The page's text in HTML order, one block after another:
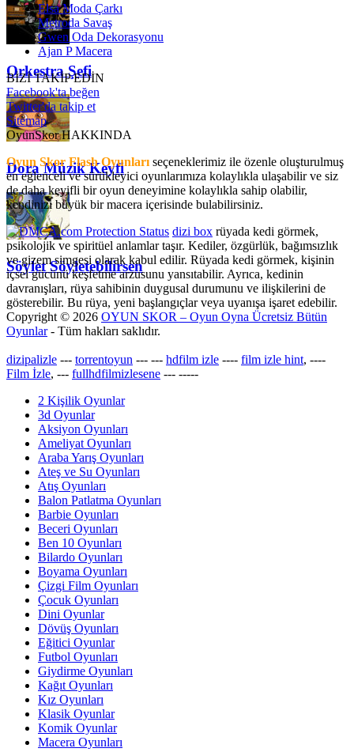
Orkestra Şefi
Dora Müzik Keyfi
Söylet Söyletebilirsen
Elsa Moda Çarkı
Metroda Savaş
Gwen Oda Dekorasyonu
Ajan P Macera
BİZİ TAKİP EDİN
Facebook'ta beğen
Twitter'da takip et
Sitemap
OyunSkor HAKKINDA
Oyun Skor Flash Oyunları seçeneklerimiz ile özenle oluşturulmuş
en eğlenceli ve sürükleyici oyunlarımıza kolaylıkla ulaşabilir ve siz
de daha keyifli bir oyun deneyimine kolaylıkla sahip olabilir,
kendinizi büyük bir macera içerisinde bulabilirsiniz.
dizi box rüyada kedi görmek​,
psikolojik ve spiritüel anlamlar taşır. Kediler, özgürlük, bağımsızlık
ve gizem simgesi olarak kabul edilir. Rüyada kedi görmek, kişinin
içsel gücünü keşfetme arzusunu yansıtabilir. Ayrıca, kedinin
davranışları, rüya sahibinin duygusal durumunu ve ilişkilerini de
gösterebilir. Bu rüya, yeni başlangıçlar veya uyanışa işaret edebilir.
Copyright © 2026 OYUN SKOR – Oyun Oyna Ücretsiz Bütün
Oyunlar- Tüm hakları saklıdır.
dizipalizle --- torrentoyun --- --- hdfilm izle ---- film izle hint, ----
Film İzle, --- fullhdfilmizlesene --- -----
2 Kişilik Oyunlar
3d Oyunlar
Aksiyon Oyunları
Ameliyat Oyunları
Araba Yarış Oyunları
Ateş ve Su Oyunları
Atış Oyunları
Balon Patlatma Oyunları
Barbie Oyunları
Beceri Oyunları
Ben 10 Oyunları
Bilardo Oyunları
Boyama Oyunları
Çizgi Film Oyunları
Çocuk Oyunları
Dini Oyunlar
Dövüş Oyunları
Eğitici Oyunlar
Futbol Oyunları
Giydirme Oyunları
Kağıt Oyunları
Kız Oyunları
Klasik Oyunlar
Komik Oyunlar
Macera Oyunları